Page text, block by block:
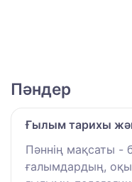
Пәндер
Ғылым тарихы
Пәннің мақсаты -
ғалымдардың,